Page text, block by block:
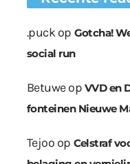
.puckop Gotcha!
social run
Betuweop VVD en
fonteinen Nieuwe
Tejoo op Celstraf